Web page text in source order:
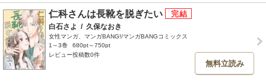
仁科さんは長靴を脱ぎたい
白石さよ / 久保なおき
女性マンガ、マンガBANG!/マンガBANGコミックス
1～3巻
680pt～750pt
レビュー投稿数0件
無料立読み